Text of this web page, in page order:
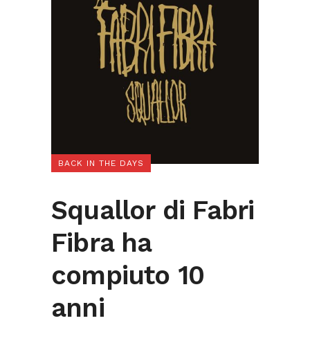
BACK IN THE DAYS
Squallor di Fabri
Fibra ha
compiuto 10
anni